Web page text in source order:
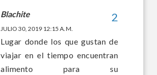
Blachite
JULIO 30, 2019 12:15 A. M.
Lugar donde los que gustan de
viajar en el tiempo encuentran
alimento para su